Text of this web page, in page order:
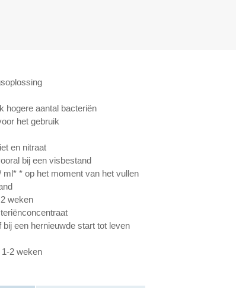
hogere aantal bacteriën
het gebruik
en nitraat
bij een visbestand
* op het moment van het vullen
weken
een hernieuwde start tot leven
2 weken